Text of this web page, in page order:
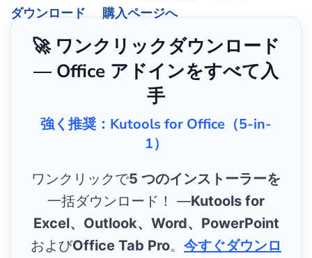
ダウンロード
購入ページへ
🚀 ワンクリックダウンロード
— Office アドインをすべて入
手
強く推奨：Kutools for Office（5-in-
1）
ワンクリックで5 つのインストーラーを
一括ダウンロード！ ―Kutools for
Excel、Outlook、Word、PowerPoint
およびOffice Tab Pro。 今すぐダウンロ